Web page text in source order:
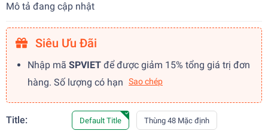
Mô tả đang cập nhật
Siêu Ưu Đãi
Nhập mã SPVIET để được giảm 15% tổng giá trị đơn
hàng. Số lượng có hạn
Sao chép
Title: Default Title Thùng 48 Mặc định